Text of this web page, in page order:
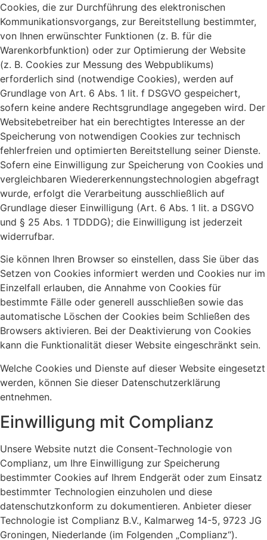
Cookies, die zur Durchführung des elektronischen
Kommunikationsvorgangs, zur Bereitstellung bestimmter,
von Ihnen erwünschter Funktionen (z. B. für die
Warenkorbfunktion) oder zur Optimierung der Website
(z. B. Cookies zur Messung des Webpublikums)
erforderlich sind (notwendige Cookies), werden auf
Grundlage von Art. 6 Abs. 1 lit. f DSGVO gespeichert,
sofern keine andere Rechtsgrundlage angegeben wird. Der
Websitebetreiber hat ein berechtigtes Interesse an der
Speicherung von notwendigen Cookies zur technisch
fehlerfreien und optimierten Bereitstellung seiner Dienste.
Sofern eine Einwilligung zur Speicherung von Cookies und
vergleichbaren Wiedererkennungstechnologien abgefragt
wurde, erfolgt die Verarbeitung ausschließlich auf
Grundlage dieser Einwilligung (Art. 6 Abs. 1 lit. a DSGVO
und § 25 Abs. 1 TDDDG); die Einwilligung ist jederzeit
widerrufbar.
Sie können Ihren Browser so einstellen, dass Sie über das
Setzen von Cookies informiert werden und Cookies nur im
Einzelfall erlauben, die Annahme von Cookies für
bestimmte Fälle oder generell ausschließen sowie das
automatische Löschen der Cookies beim Schließen des
Browsers aktivieren. Bei der Deaktivierung von Cookies
kann die Funktionalität dieser Website eingeschränkt sein.
Welche Cookies und Dienste auf dieser Website eingesetzt
werden, können Sie dieser Datenschutzerklärung
entnehmen.
Einwilligung mit Complianz
Unsere Website nutzt die Consent-Technologie von
Complianz, um Ihre Einwilligung zur Speicherung
bestimmter Cookies auf Ihrem Endgerät oder zum Einsatz
bestimmter Technologien einzuholen und diese
datenschutzkonform zu dokumentieren. Anbieter dieser
Technologie ist Complianz B.V., Kalmarweg 14-5, 9723 JG
Groningen, Niederlande (im Folgenden „Complianz“).